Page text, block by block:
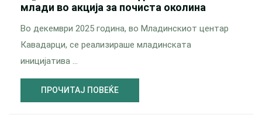
млади во акција за почиста околина
Во декември 2025 година, во Младинскиот центар
Кавадарци, се реализираше младинската
иницијатива …
ПРОЧИТАЈ ПОВЕЌЕ